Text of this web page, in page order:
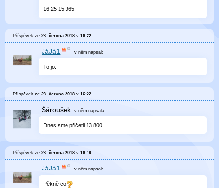
16:25 15 965
Příspěvek ze28. června 2018 v16:22.
JáJá1 v něm napsal:
To jo.
Příspěvek ze28. června 2018 v16:22.
Šároušek v něm napsala:
Dnes sme přičetli 13 800
Příspěvek ze28. června 2018 v16:19
JáJá1 v něm napsal:
Pěkně co